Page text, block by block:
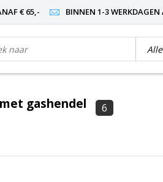
€ 65,- BINNEN 1-3
gashendel 6